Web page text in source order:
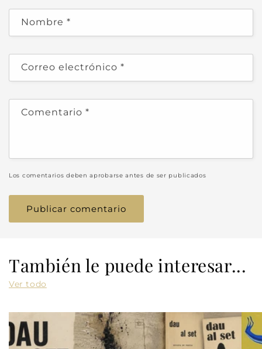
Nombre *
Correo electrónico *
Comentario *
Los comentarios deben aprobarse antes de ser publicados
También le puede interesar...
Ver todo